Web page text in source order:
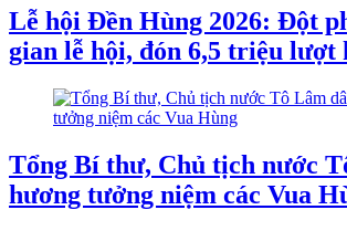
Lễ hội Đền Hùng 2026: Đột
gian lễ hội, đón 6,5 triệu lượt
Tổng Bí thư, Chủ tịch nước
hương tưởng niệm các Vua